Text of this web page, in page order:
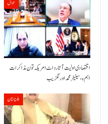
حوال
اقتصادی اولیت آتا رد اٹ امریکہ تون مذاکرات
اہم ءِ،سینیٹر محمد اورنگزیب
بلوچستان